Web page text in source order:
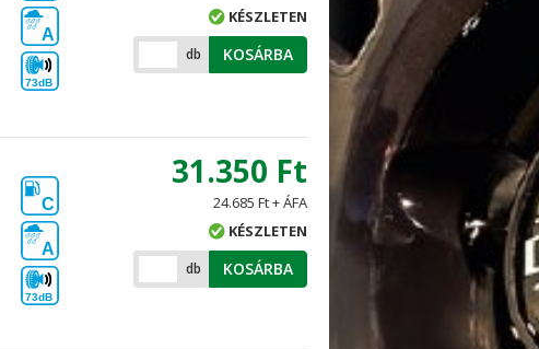
A
73dB
KÉSZLETEN
db KOSÁRBA
C
A
73dB
31.350 Ft
24.685 Ft + ÁFA
KÉSZLETEN
db KOSÁRBA